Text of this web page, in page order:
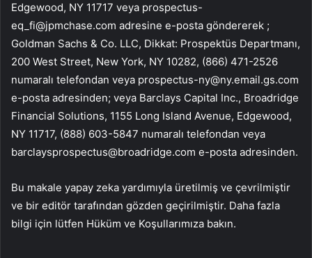
Edgewood, NY 11717 veya prospectus-
eq_fi@jpmchase.com adresine e-posta göndererek ;
Goldman Sachs & Co. LLC, Dikkat: Prospektüs Departmanı,
200 West Street, New York, NY 10282, (866) 471-2526
numaralı telefondan veya prospectus-ny@ny.email.gs.com
e-posta adresinden; veya Barclays Capital Inc., Broadridge
Financial Solutions, 1155 Long Island Avenue, Edgewood,
NY 11717, (888) 603-5847 numaralı telefondan veya
barclaysprospectus@broadridge.com e-posta adresinden.
Bu makale yapay zeka yardımıyla üretilmiş ve çevrilmiştir
ve bir editör tarafından gözden geçirilmiştir. Daha fazla
bilgi için lütfen Hüküm ve Koşullarımıza bakın.